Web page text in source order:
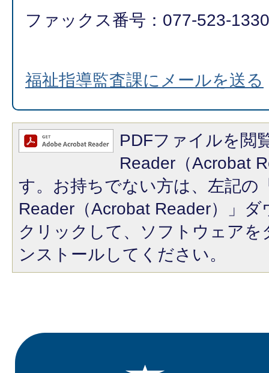
ファックス番号：077-523-1330
福祉指導監査課にメールを送る
PDFファイルを閲
Reader（Acrobat
す。お持ちでない方は、左記の
Reader（Acrobat Reader）」
クリックして、ソフトウェア
ンストールしてください。